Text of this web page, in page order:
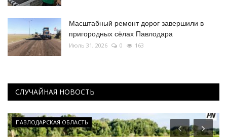
Масштабный ремонт дорог завершили в
пригородных сёлах Павлодара
Июль 31, 2026 0 163
СЛУЧАЙНАЯ НОВОСТЬ
ПАВЛОДАРСКАЯ ОБЛАСТЬ